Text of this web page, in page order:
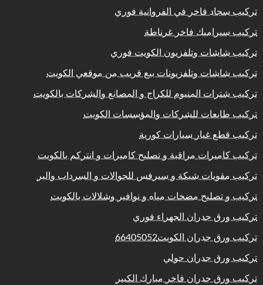
تركيب سجاد فاخر في الفروانية فوري
تركيب سيراميك فاخر غرناطة
تركيب شاشات وتلفزيون الكويت فوري
تركيب شاشات وتلفزيونات بيع قريب من موقعي الكويت
تركيب شترات المنيوم للكراج و المصانع والشركات بالكويت
تركيب طابعات للشركات والمؤسسات الكويت
تركيب قطع غيار سيارات كورية
تركيب كاميرات مراقبة و تصليح كاميرات و انتركم بالكويت
تركيب مقويات شبكة و سيرفس للجوالات و السرداب والبر
تركيب و تصليح مضخات مياه و نوافير وشلالات بالكويت
تركيب ورق جدران الجهراء فوري
تركيب ورق جدران الكويت66405052
تركيب ورق جدران حولي
تركيب ورق جدران فاخر مبارك الكبير